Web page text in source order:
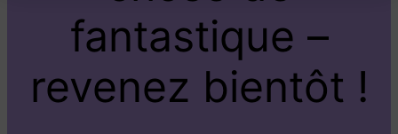
fantastique –
revenez bientôt !